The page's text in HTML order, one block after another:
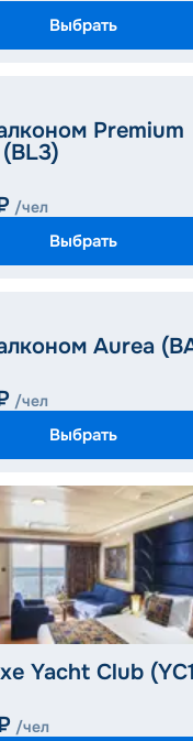
Выбрать
Premium
/чел
Выбрать
Aurea
/чел
Выбрать
Yacht Club
/чел